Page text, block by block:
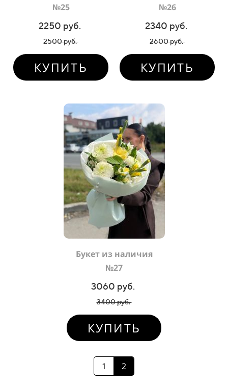
№25
2250 руб.
2500 руб.
КУПИТЬ
№26
2340 руб.
2600 руб.
КУПИТЬ
Букет из наличия
№27
3060 руб.
3400 руб.
КУПИТЬ
1 2